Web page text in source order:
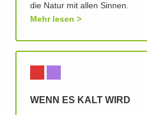
die Natur mit allen Sinnen.
Mehr lesen
WENN ES KALT WIRD